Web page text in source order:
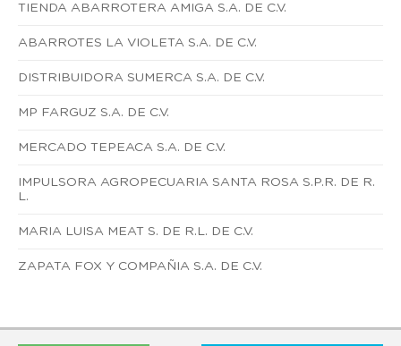
TIENDA ABARROTERA AMIGA S.A. DE C.V.
ABARROTES LA VIOLETA S.A. DE C.V.
DISTRIBUIDORA SUMERCA S.A. DE C.V.
MP FARGUZ S.A. DE C.V.
MERCADO TEPEACA S.A. DE C.V.
IMPULSORA AGROPECUARIA SANTA ROSA S.P.R. DE R.
L.
MARIA LUISA MEAT S. DE R.L. DE C.V.
ZAPATA FOX Y COMPAÑIA S.A. DE C.V.